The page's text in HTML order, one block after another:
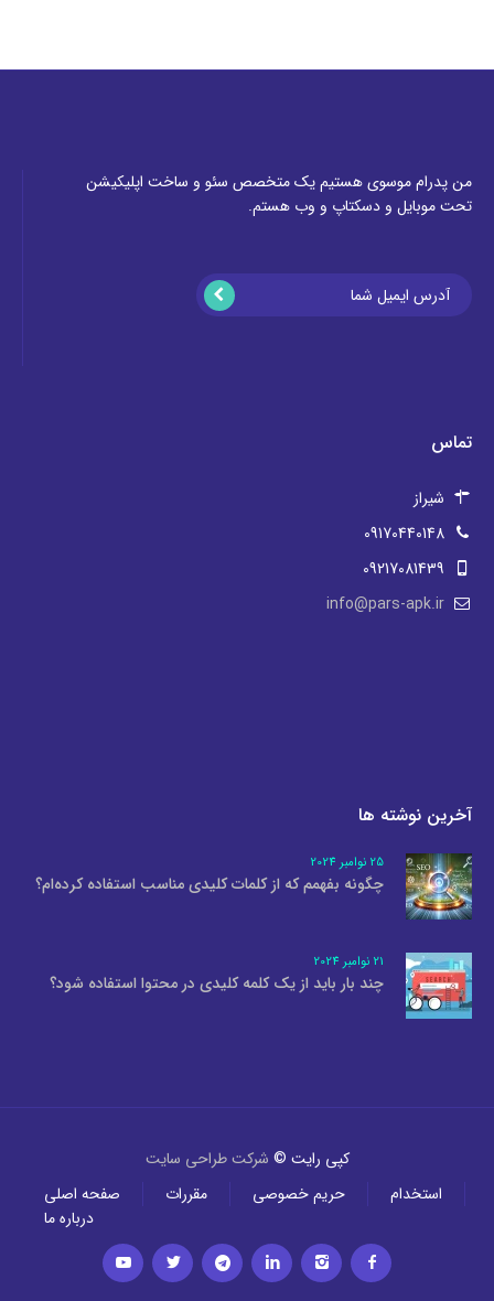
من پدرام موسوی هستیم یک متخصص سئو و ساخت اپلیکیشن
تحت موبایل و دسکتاپ و وب هستم.
تماس
شیراز
09170440148
09217081439
info@pars-apk.ir
آخرین نوشته ها
25 نوامبر 2024
چگونه بفهمم که از کلمات کلیدی مناسب استفاده کرده‌ام؟
21 نوامبر 2024
چند بار باید از یک کلمه کلیدی در محتوا استفاده شود؟
کپی رایت © شرکت طراحی سایت
صفحه اصلی
مقررات حریم خصوصی
استخدام
درباره ما